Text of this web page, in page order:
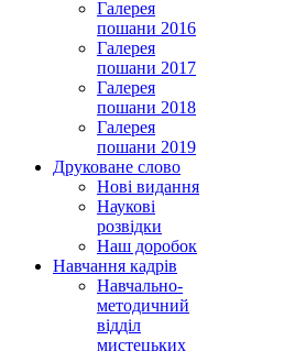
Галерея
пошани 2016
Галерея
пошани 2017
Галерея
пошани 2018
Галерея
пошани 2019
Друковане слово
Нові видання
Наукові
розвідки
Наш доробок
Навчання кадрів
Навчально-
методичний
відділ
мистецьких